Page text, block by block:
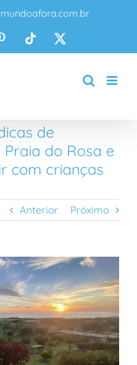
PinterestTiktok
de
do Rosa e
com crianças
Anterior Próximo